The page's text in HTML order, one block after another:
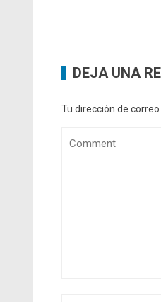
DEJA UNA
Tu dirección de